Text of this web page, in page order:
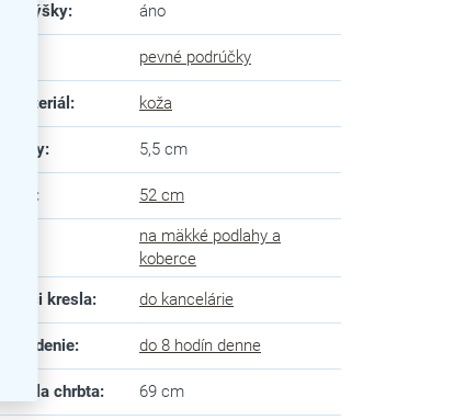
výšky: áno
pevné podrúčky
materiál : koža
: 5,5 cm
: 52 cm
na mäkké podlahy a
koberce
či kresla: do kancelárie
sedenie: do 8 hodín denne
chrbta: 69 cm